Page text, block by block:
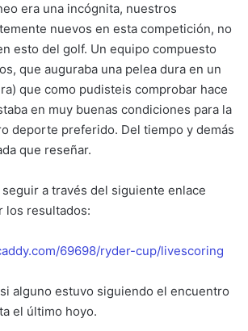
era una incógnita, nuestros
nuevos en esta competición, no
esto del golf. Un equipo compuesto
que auguraba una pelea dura en un
que como pudisteis comprobar hace
en muy buenas condiciones para la
deporte preferido. Del tiempo y demás
que reseñar.
a través del siguiente enlace
los resultados:
69698/ryder-cup/livescoring
alguno estuvo siguiendo el encuentro
el último hoyo.